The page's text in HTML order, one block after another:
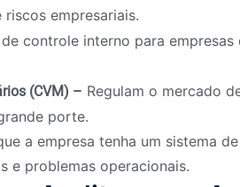
empresariais.
controle interno para empresas
(CVM) – Regulam o mercado
porte.
a empresa tenha um sistema
e problemas operacionais.